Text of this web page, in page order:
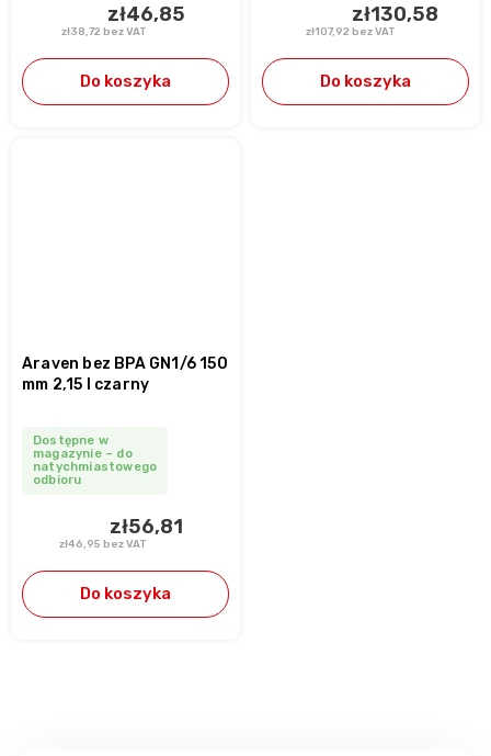
zł38,72 bez VAT
zł46,85
Do koszyka
zł107,92 bez VAT
zł130,58
Do koszyka
Araven bez BPA GN1/6 150
mm 2,15 l czarny
Dostępne w
magazynie – do
natychmiastowego
odbioru
zł46,95 bez VAT
zł56,81
Do koszyka